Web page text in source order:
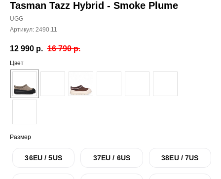
Tasman Tazz Hybrid - Smoke Plume
UGG
Артикул: 2490.11
12 990 р. 16 790 р.
Цвет
Размер
36EU / 5US 37EU / 6US 38EU / 7US